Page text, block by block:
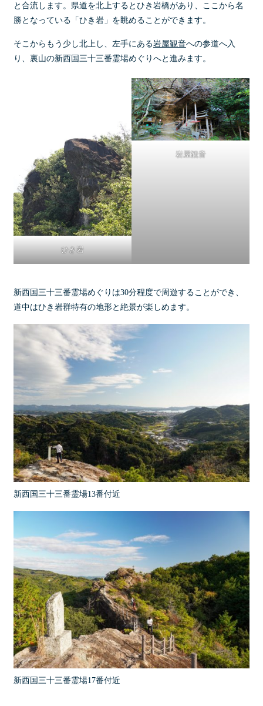
と合流します。県道を北上するとひき岩橋があり、ここから名
勝となっている「ひき岩」を眺めることができます。
そこからもう少し北上し、左手にある岩屋観音への参道へ入
り、裏山の新西国三十三番霊場めぐりへと進みます。
ひき岩
岩屋観音
新西国三十三番霊場めぐりは30分程度で周遊することができ、
道中はひき岩群特有の地形と絶景が楽しめます。
新西国三十三番霊場13番付近
新西国三十三番霊場17番付近